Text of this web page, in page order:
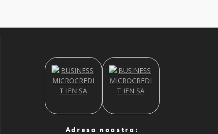
Adresa noastra: